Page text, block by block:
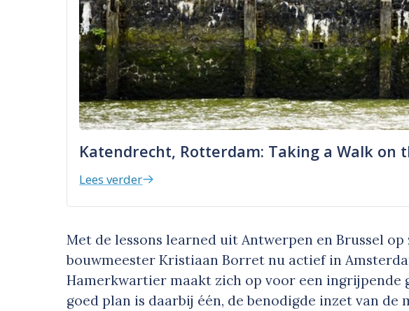
Katendrecht, Rotterdam: Taking a Walk on
Lees verder
Met de lessons learned uit Antwerpen en Brussel op
bouwmeester Kristiaan Borret nu actief in
Hamerkwartier maakt zich op voor een ingrijpende
goed plan is daarbij één, de benodigde inzet van de